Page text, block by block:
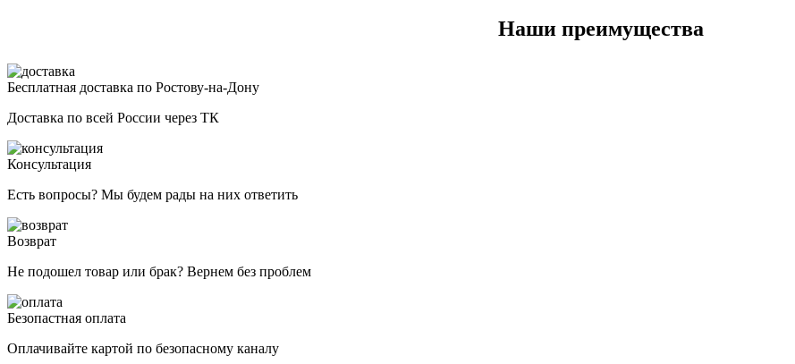
Наши преимущества
Бесплатная доставка по Ростову-на-Дону
Доставка по всей России через ТК
Консультация
Есть вопросы? Мы будем рады на них ответить
Возврат
Не подошел товар или брак? Вернем без проблем
Безопастная оплата
Оплачивайте картой по безопасному каналу